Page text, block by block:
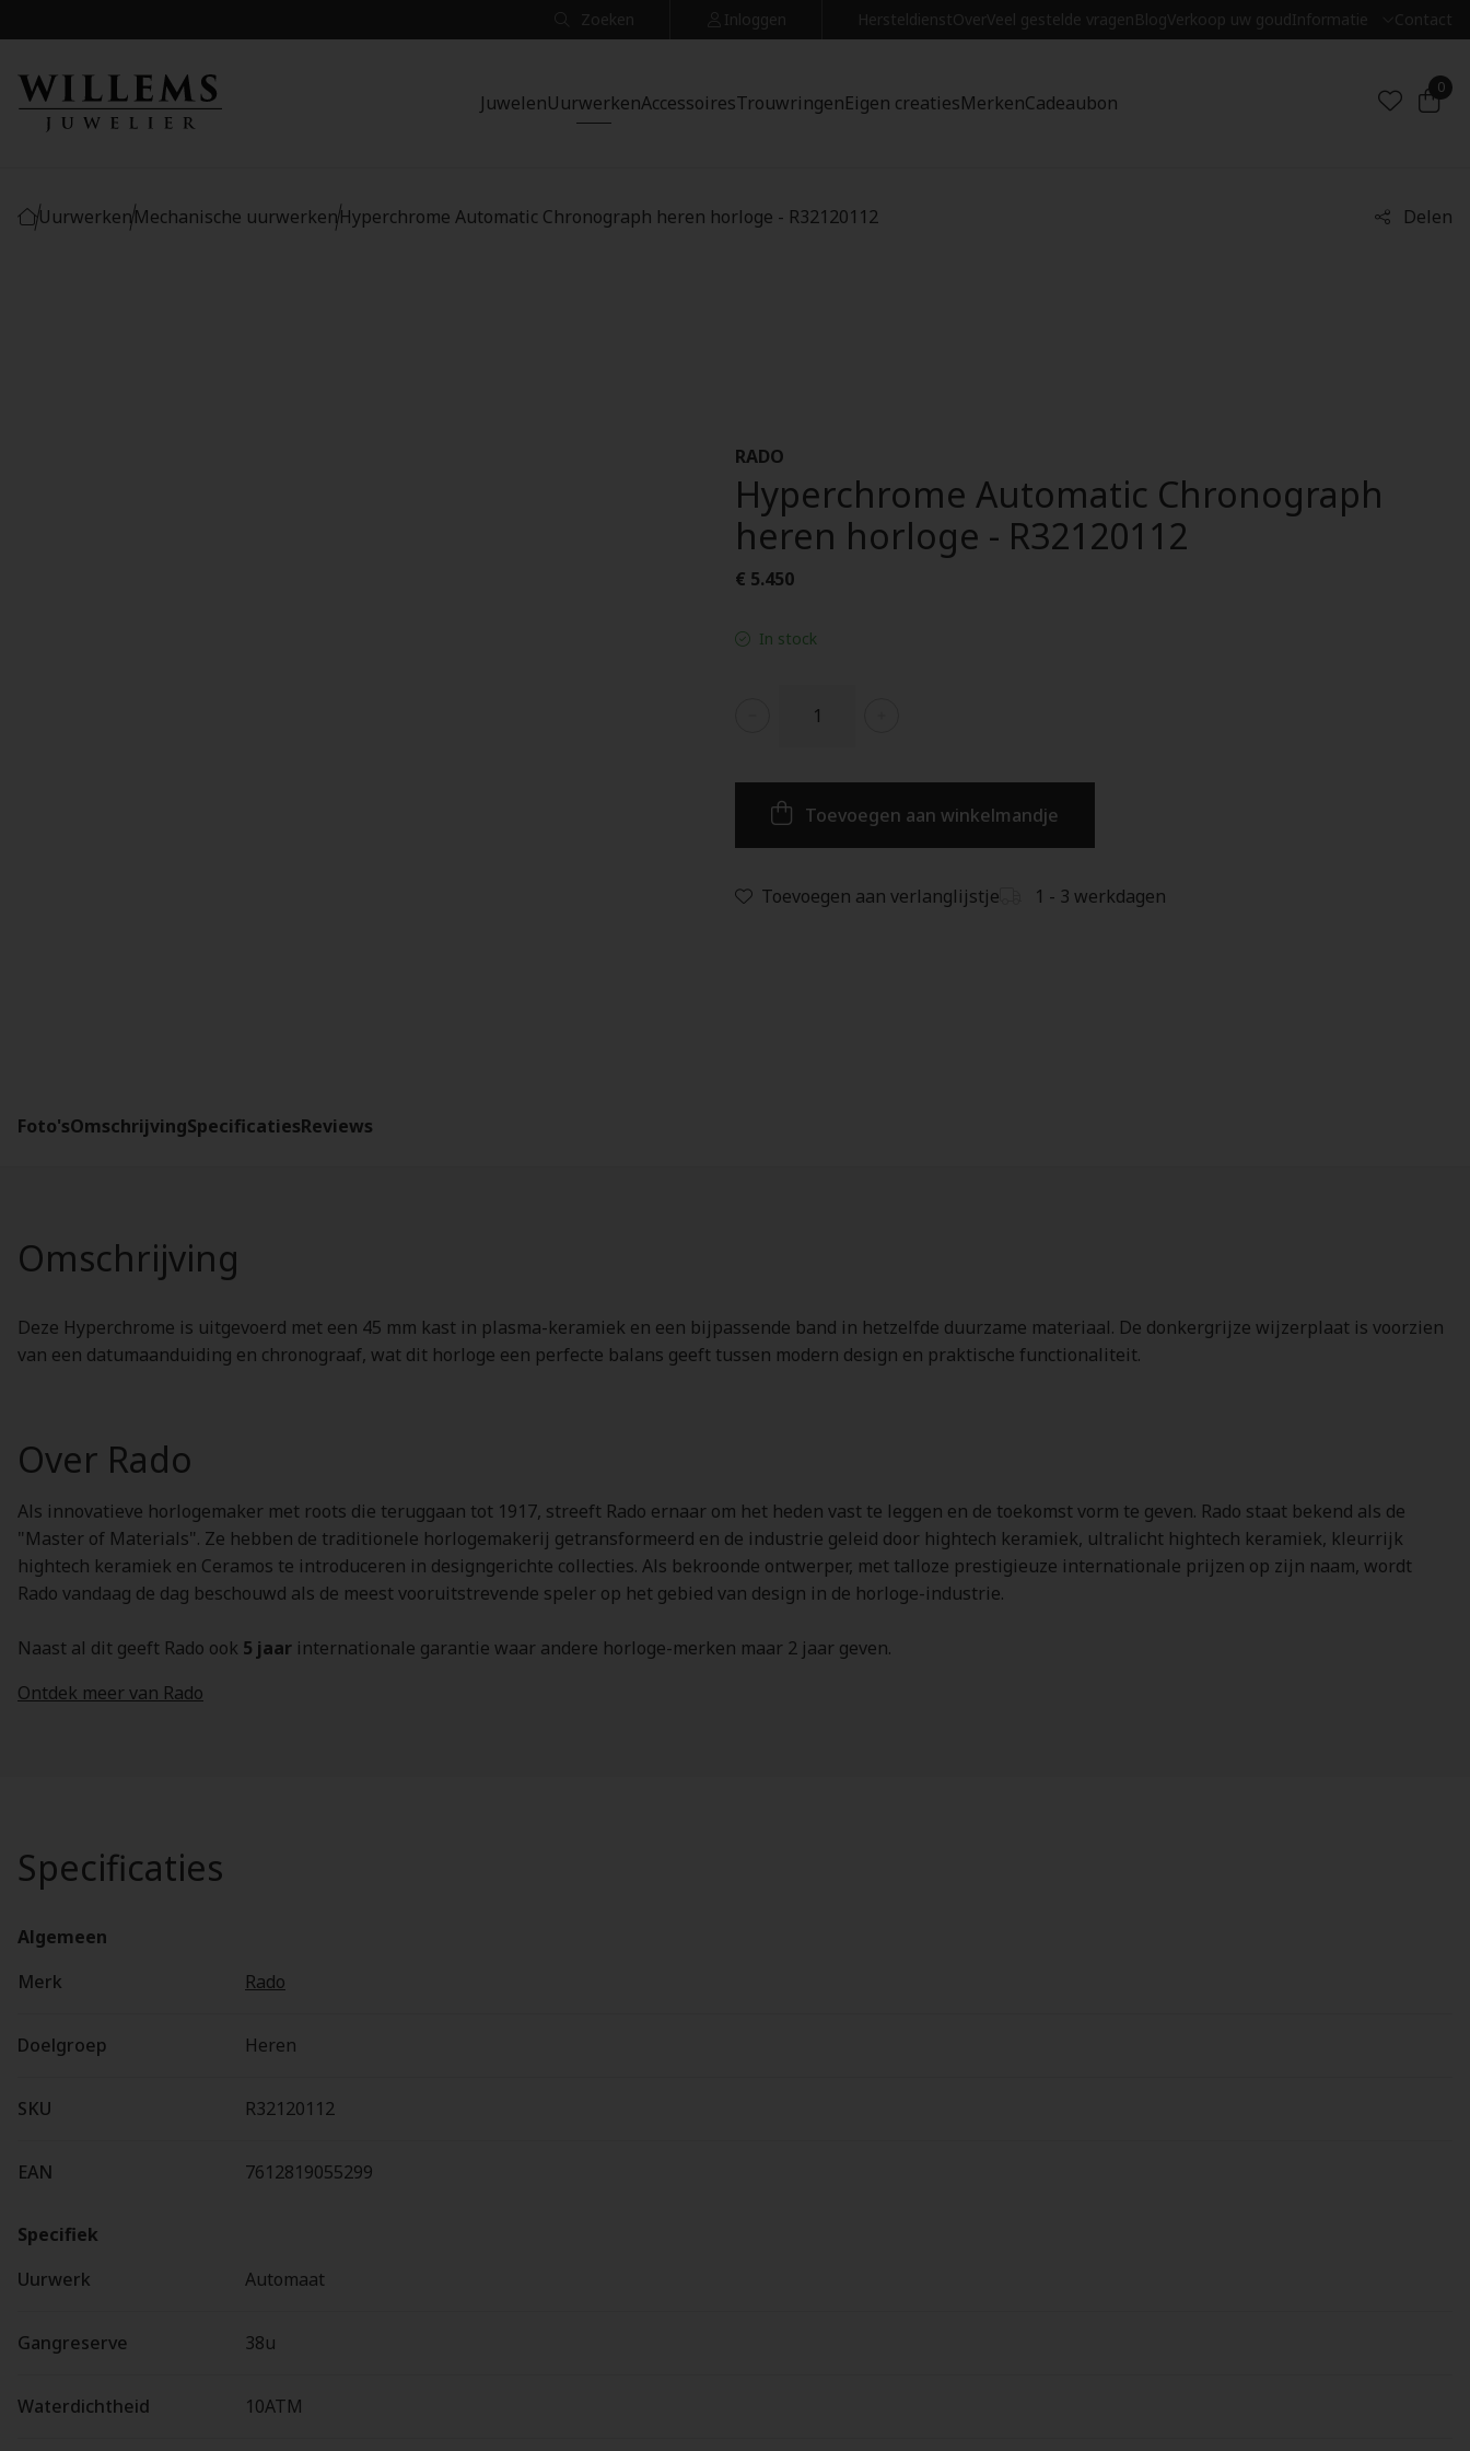
Zoeken Inloggen HersteldienstOverVeel gestelde vragenBlogVerkoop uw goudInformatie Contact
JuwelenUurwerkenAccessoiresTrouwringenEigen creatiesMerkenCadeaubon
0
UurwerkenMechanische uurwerkenHyperchrome Automatic Chronograph heren horloge - R32120112 Delen
RADO
Hyperchrome Automatic Chronograph
heren horloge - R32120112
€ 5.450
In stock
Toevoegen aan winkelmandje
Toevoegen aan verlanglijstje 1 - 3 werkdagen
Foto'sOmschrijvingSpecificatiesReviews
Omschrijving
Deze Hyperchrome is uitgevoerd met een 45 mm kast in plasma-keramiek en een bijpassende band in hetzelfde duurzame materiaal. De donkergrijze wijzerplaat is voorzien
van een datumaanduiding en chronograaf, wat dit horloge een perfecte balans geeft tussen modern design en praktische functionaliteit.
Over Rado
Als innovatieve horlogemaker met roots die teruggaan tot 1917, streeft Rado ernaar om het heden vast te leggen en de toekomst vorm te geven. Rado staat bekend als de
"Master of Materials". Ze hebben de traditionele horlogemakerij getransformeerd en de industrie geleid door hightech keramiek, ultralicht hightech keramiek, kleurrijk
hightech keramiek en Ceramos te introduceren in designgerichte collecties. Als bekroonde ontwerper, met talloze prestigieuze internationale prijzen op zijn naam, wordt
Rado vandaag de dag beschouwd als de meest vooruitstrevende speler op het gebied van design in de horloge-industrie.
Naast al dit geeft Rado ook 5 jaar internationale garantie waar andere horloge-merken maar 2 jaar geven.
Ontdek meer van Rado
Specificaties
Algemeen
Merk
Rado
Doelgroep Heren
SKU R32120112
EAN 7612819055299
Specifiek
Uurwerk
Automaat
Gangreserve 38u
Waterdichtheid 10ATM